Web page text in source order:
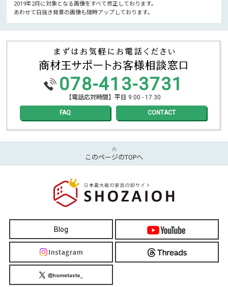
2019年2月に対象となる画像をすべて修正しております。
あわせて白抜き背景の画像も随時アップしております。
078-413-3731
【電話応対時間】平日 9:00 - 17:30
FAQ CONTACT
このページのTOPへ
Blog